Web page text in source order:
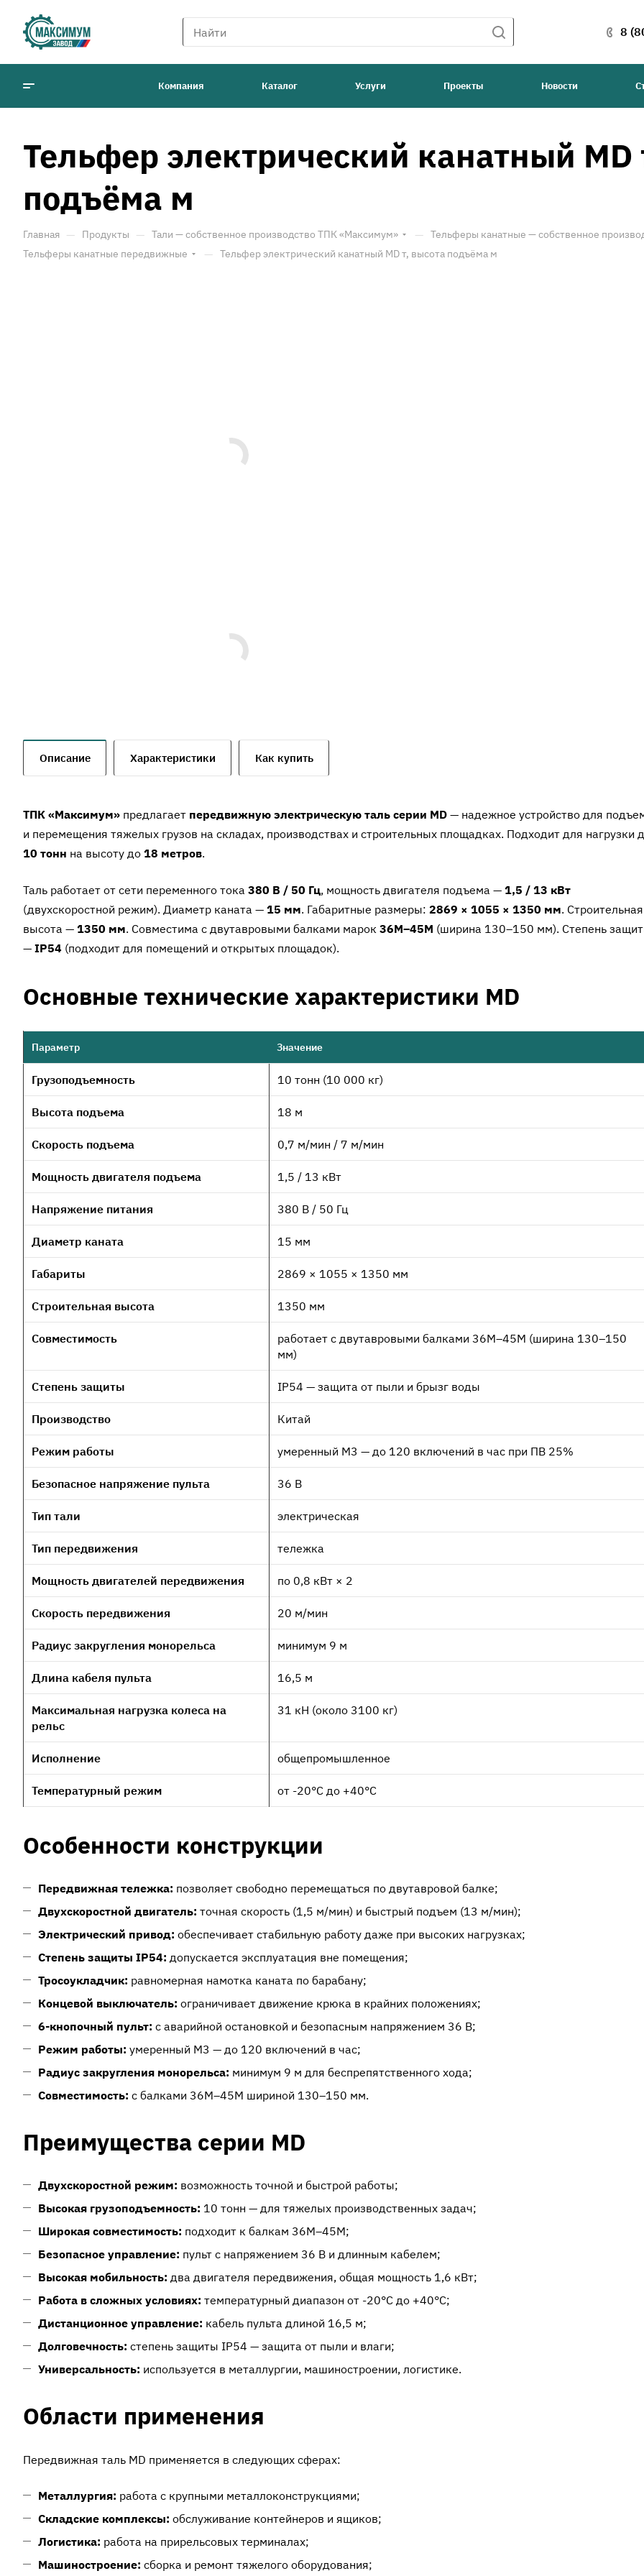
8
Компания Каталог Услуги Проекты Новости
Тельфер электрический канатный MD
подъёма м
Главная — Продукты — Тали — собственное производство ТПК «Максимум» — Тельферы канатные — собственное
Тельферы канатные передвижные — Тельфер электрический канатный MD т, высота подъёма м
Описание Характеристики Как купить
ТПК «Максимум» предлагает передвижную электрическую таль серии MD — надежное устройство для
и перемещения тяжелых грузов на складах, производствах и строительных площадках. Подходит для нагрузки
10 тонн на высоту до 18 метров.
Таль работает от сети переменного тока 380 В / 50 Гц, мощность двигателя подъема — 1,5 / 13 кВт
(двухскоростной режим). Диаметр каната — 15 мм. Габаритные размеры: 2869 × 1055 × 1350 мм. Строительная
высота — 1350 мм. Совместима с двутавровыми балками марок 36М–45М (ширина 130–150 мм). Степень
— IP54 (подходит для помещений и открытых площадок).
Основные технические характеристики MD
Параметр Значение
Грузоподъемность 10 тонн (10 000 кг)
Высота подъема 18 м
Скорость подъема 0,7 м/мин / 7 м/мин
Мощность двигателя подъема 1,5 / 13 кВт
Напряжение питания 380 В / 50 Гц
Диаметр каната 15 мм
Габариты 2869 × 1055 × 1350 мм
Строительная высота 1350 мм
Совместимость
работает с двутавровыми балками 36М–45М (ширина 130–150
мм)
Степень защиты IP54 — защита от пыли и брызг воды
Производство Китай
Режим работы умеренный М3 — до 120 включений в час при ПВ 25%
Безопасное напряжение пульта 36 В
Тип тали электрическая
Тип передвижения тележка
Мощность двигателей передвижения по 0,8 кВт × 2
Скорость передвижения 20 м/мин
Радиус закругления монорельса минимум 9 м
Длина кабеля пульта 16,5 м
Максимальная нагрузка колеса на
рельс
31 кН (около 3100 кг)
Исполнение общепромышленное
Температурный режим от -20°C до +40°C
Особенности конструкции
Передвижная тележка: позволяет свободно перемещаться по двутавровой балке;
Двухскоростной двигатель: точная скорость (1,5 м/мин) и быстрый подъем (13 м/мин);
Электрический привод: обеспечивает стабильную работу даже при высоких нагрузках;
Степень защиты IP54: допускается эксплуатация вне помещения;
Тросоукладчик: равномерная намотка каната по барабану;
Концевой выключатель: ограничивает движение крюка в крайних положениях;
6-кнопочный пульт: с аварийной остановкой и безопасным напряжением 36 В;
Режим работы: умеренный М3 — до 120 включений в час;
Радиус закругления монорельса: минимум 9 м для беспрепятственного хода;
Совместимость: с балками 36М–45М шириной 130–150 мм.
Преимущества серии MD
Двухскоростной режим: возможность точной и быстрой работы;
Высокая грузоподъемность: 10 тонн — для тяжелых производственных задач;
Широкая совместимость: подходит к балкам 36М–45М;
Безопасное управление: пульт с напряжением 36 В и длинным кабелем;
Высокая мобильность: два двигателя передвижения, общая мощность 1,6 кВт;
Работа в сложных условиях: температурный диапазон от -20°C до +40°C;
Дистанционное управление: кабель пульта длиной 16,5 м;
Долговечность: степень защиты IP54 — защита от пыли и влаги;
Универсальность: используется в металлургии, машиностроении, логистике.
Области применения
Передвижная таль MD применяется в следующих сферах:
Металлургия: работа с крупными металлоконструкциями;
Складские комплексы: обслуживание контейнеров и ящиков;
Логистика: работа на прирельсовых терминалах;
Машиностроение: сборка и ремонт тяжелого оборудования;